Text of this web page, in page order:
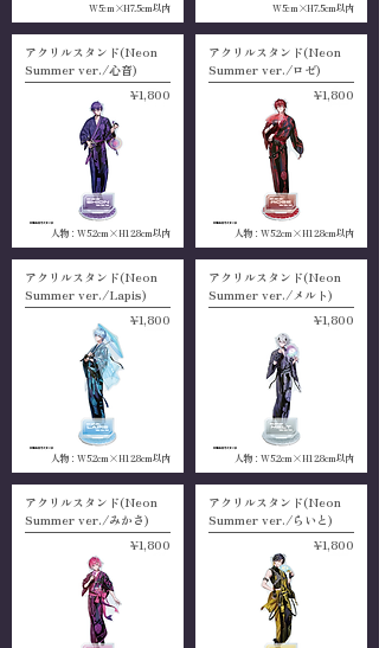
W5cm×H7.5cm以内
アクリルスタンド(Neon
Summer ver./心音)
¥1,800
人物：W5.2cm×H12.8cm以内
アクリルスタンド(Neon
Summer ver./Lapis)
¥1,800
人物：W5.2cm×H12.8cm以内
アクリルスタンド(Neon
Summer ver./みかさ)
¥1,800
W5cm×H7.5cm以内
アクリルスタンド(Neon
Summer ver./ロゼ)
¥1,800
人物：W5.2cm×H12.8cm以内
アクリルスタンド(Neon
Summer ver./メルト)
¥1,800
人物：W5.2cm×H12.8cm以内
アクリルスタンド(Neon
Summer ver./らいと)
¥1,800